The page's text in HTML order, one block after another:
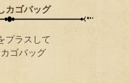
カゴバッグ
プラスして
ゴバッグ